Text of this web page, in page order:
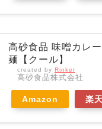
高砂食品 味噌カレ
麺【クール】
created by Rinker
高砂食品株式会社
Amazon 楽